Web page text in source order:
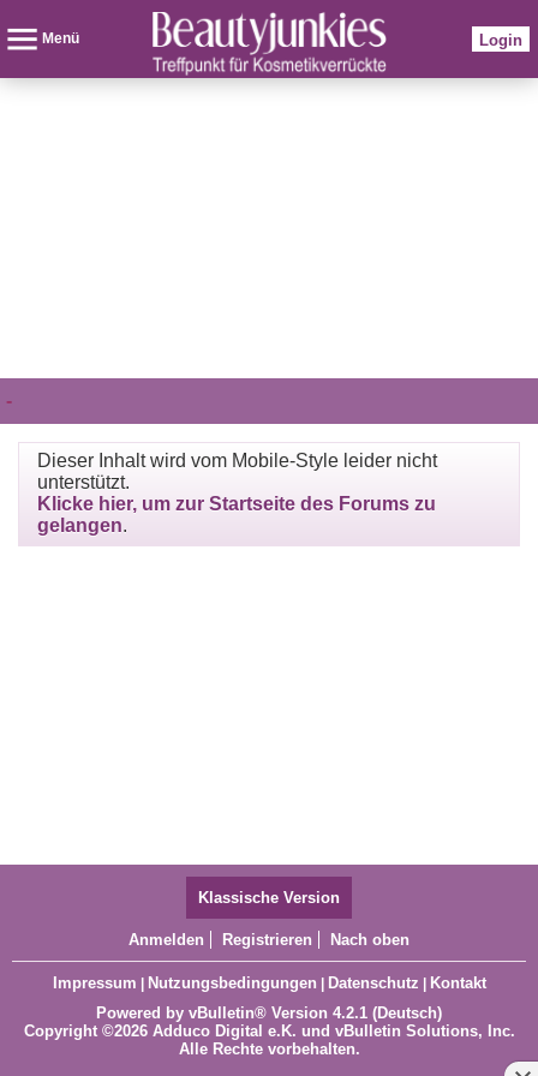
Menü Login
-
Dieser Inhalt wird vom Mobile-Style leider nicht
unterstützt.
Klicke hier, um zur Startseite des Forums zu
gelangen.
Klassische Version
Anmelden Registrieren Nach oben
Impressum | Nutzungsbedingungen | Datenschutz | Kontakt
Powered by vBulletin® Version 4.2.1 (Deutsch)
Copyright ©2026 Adduco Digital e.K. und vBulletin Solutions, Inc.
Alle Rechte vorbehalten.